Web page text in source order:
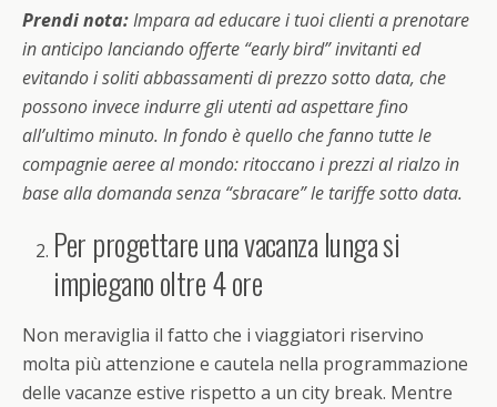
Prendi nota:Impara ad educare i tuoi clienti a prenotare
in anticipo lanciando offerte “early bird” invitanti ed
evitando i soliti abbassamenti di prezzo sotto data, che
possono invece indurre gli utenti ad aspettare fino
all’ultimo minuto. In fondo è quello che fanno tutte le
compagnie aeree al mondo: ritoccano i prezzi al rialzo in
base alla domanda senza “sbracare” le tariffe sotto data.
Per progettare una vacanza lunga si
impiegano oltre 4 ore
Non meraviglia il fatto che i viaggiatori riservino
molta più attenzione e cautela nella programmazione
delle vacanze estive rispetto a un city break. Mentre